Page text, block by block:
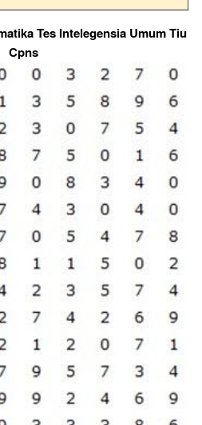
Tes Intelegensia Umum Tiu
Cpns